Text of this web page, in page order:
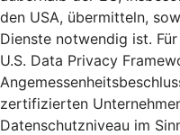
den USA, übermitteln,
Dienste notwendig ist.
U.S. Data Privacy
zertifizierten
Datenschutzniveau im